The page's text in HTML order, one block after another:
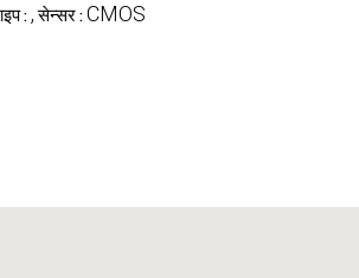
:, सेन्सर :CMOS